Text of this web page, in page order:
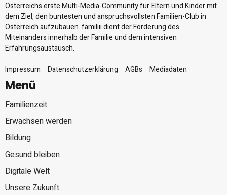
Österreichs erste Multi-Media-Community für Eltern und Kinder mit
dem Ziel, den buntesten und anspruchsvollsten Familien-Club in
Österreich aufzubauen. familiii dient der Förderung des
Miteinanders innerhalb der Familie und dem intensiven
Erfahrungsaustausch.
Impressum
Datenschutzerklärung AGBs Mediadaten
Menü
Familienzeit
Erwachsen werden
Bildung
Gesund bleiben
Digitale Welt
Unsere Zukunft